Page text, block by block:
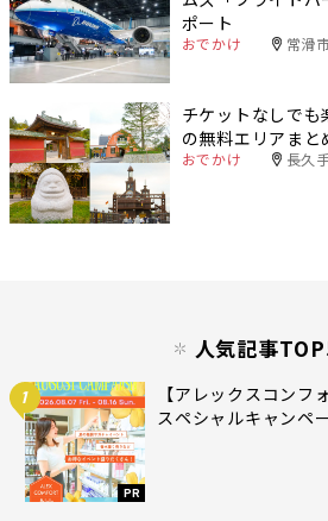
ポート
おでかけ 常滑
チケットなしでも
の無料エリアまと
おでかけ 長久
人気記事
1
PR
【アレックスコン
スペシャルキャンペ